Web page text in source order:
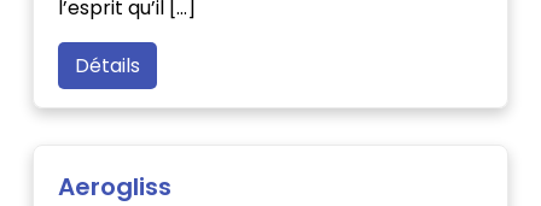
l’esprit qu’il […]
Détails
Aerogliss